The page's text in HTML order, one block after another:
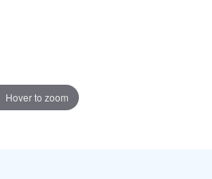
Hover to zoom